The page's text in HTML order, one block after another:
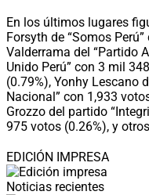
En los últimos lugares
Forsyth de “Somos
Valderrama del “Partido
Unido Perú” con 3 mil
(0.79%), Yonhy Lescano
Nacional” con 1,933
Grozzo del partido
975 votos (0.26%), y
EDICIÓN IMPRESA
Noticias recientes